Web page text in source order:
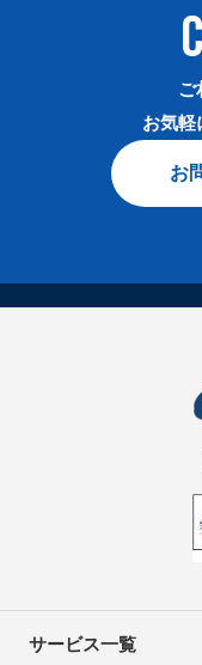
ご
お気軽
お
サービス一覧